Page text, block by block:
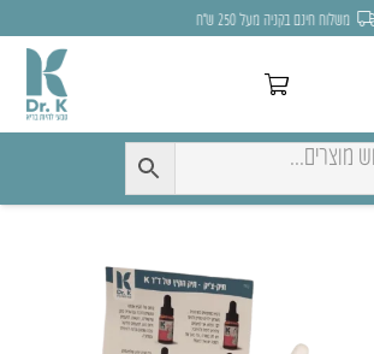
לחצו כאן להנחה של 7% לקניה הראשונה